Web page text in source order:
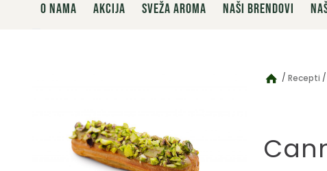
O NAMA AKCIJA SVEŽA AROMA NAŠI BRENDOVI
Recepti